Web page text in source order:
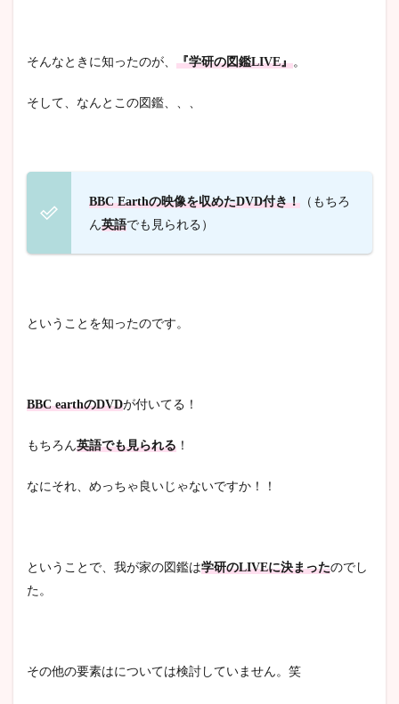
そんなときに知ったのが、 『学研の図鑑LIVE』。
そして、なんとこの図鑑、、、
BBC Earthの映像を収めたDVD付き！
（もちろ
ん英語でも見られる）
ということを知ったのです。
BBC earthのDVDが付いてる！
もちろん英語でも見られる ！
なにそれ、めっちゃ良いじゃないですか！！
ということで、我が家の図鑑は学研のLIVEに決まったのでし
た。
その他の要素はについては検討していません。笑